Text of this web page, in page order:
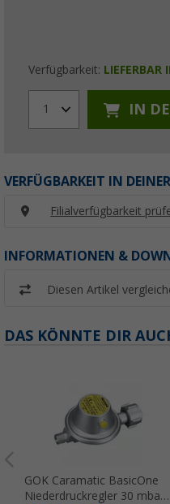
Verfügbarkeit: LIEFERBAR
1 IN
VERFÜGBARKEIT IN
Filialverfügbarkeit
INFORMATIONEN &
Diesen Artikel
DAS KÖNNTE DIR
GOK Caramatic BasicOne
Niederdruckregler 30 mbar